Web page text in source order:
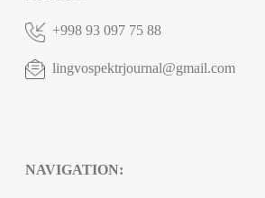
+998 93 097 75 88
lingvospektrjournal@gmail.com
NAVIGATION: